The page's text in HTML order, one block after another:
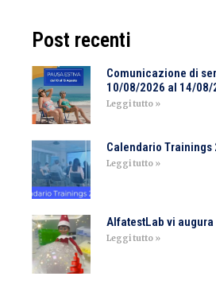
Post recenti
Comunicazione di
10/08/2026 al 14/08/
Leggi tutto »
Calendario Trainings
Leggi tutto »
AlfatestLab vi
Leggi tutto »